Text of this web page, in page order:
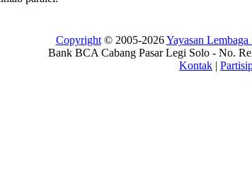
Copyright© 2005-2026Yayasan
Bank BCA Cabang Pasar Legi Solo - No.
Kontak |